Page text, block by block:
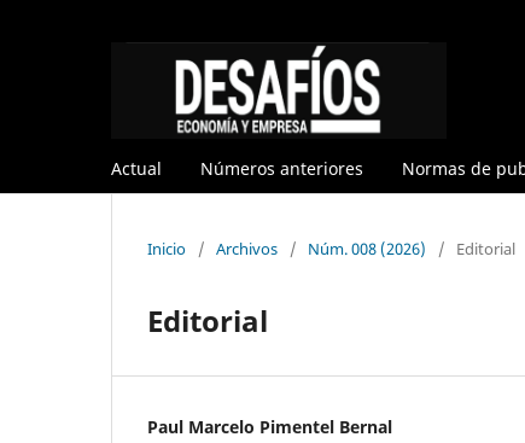
Actual Números anteriores Normas de
Inicio / Archivos / Núm. 008 (2026) / Editorial
Editorial
Paul Marcelo Pimentel Bernal